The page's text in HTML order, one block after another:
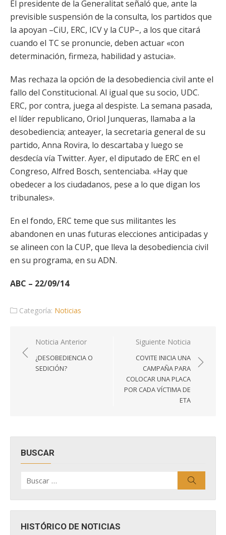
El presidente de la Generalitat señaló que, ante la
previsible suspensión de la consulta, los partidos que
la apoyan –CiU, ERC, ICV y la CUP–, a los que citará
cuando el TC se pronuncie, deben actuar «con
determinación, firmeza, habilidad y astucia».
Mas rechaza la opción de la desobediencia civil ante el
fallo del Constitucional. Al igual que su socio, UDC.
ERC, por contra, juega al despiste. La semana pasada,
el líder republicano, Oriol Junqueras, llamaba a la
desobediencia; anteayer, la secretaria general de su
partido, Anna Rovira, lo descartaba y luego se
desdecía vía Twitter. Ayer, el diputado de ERC en el
Congreso, Alfred Bosch, sentenciaba. «Hay que
obedecer a los ciudadanos, pese a lo que digan los
tribunales».
En el fondo, ERC teme que sus militantes les
abandonen en unas futuras elecciones anticipadas y
se alineen con la CUP, que lleva la desobediencia civil
en su programa, en su ADN.
ABC – 22/09/14
Categoría: Noticias
Navegación
de
entradas
Noticia Anterior
¿DESOBEDIENCIA O
SEDICIÓN?
Siguiente Noticia
COVITE INICIA UNA
CAMPAÑA PARA
COLOCAR UNA PLACA
POR CADA VÍCTIMA DE
ETA
BUSCAR
por:
HISTÓRICO DE NOTICIAS